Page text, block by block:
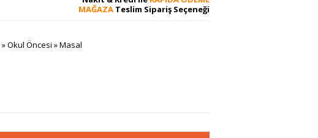
MAĞAZA Teslim Sipariş Seçeneği
»Okul Öncesi »Masal